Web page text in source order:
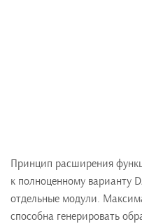
Принцип расширения
к полноценному варианту
отдельные модули.
способна генерировать